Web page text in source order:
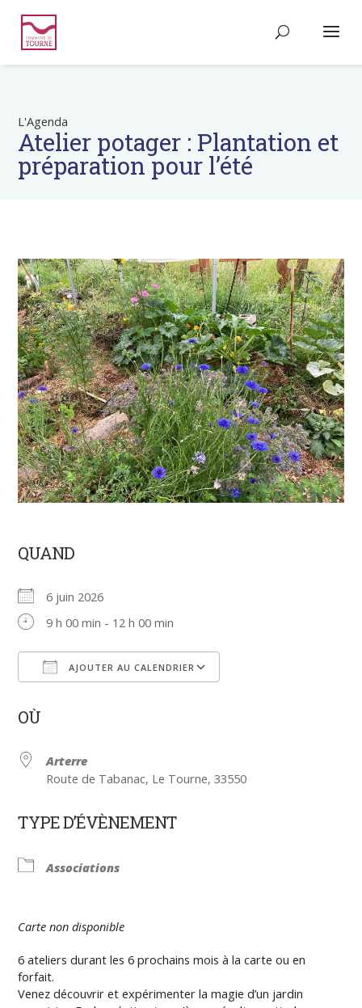
L'Agenda
Atelier potager : Plantation et
préparation pour l’été
QUAND
6 juin 2026
9 h 00 min - 12 h 00 min
AJOUTER AU CALENDRIER
OÙ
Arterre
Route de Tabanac, Le Tourne, 33550
TYPE D’ÉVÈNEMENT
Associations
Carte non disponible
6 ateliers durant les 6 prochains mois à la carte ou en
forfait.
Venez découvrir et expérimenter la magie d’un jardin